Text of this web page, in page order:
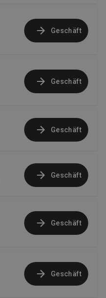
Geschäft
Geschäft
Geschäft
Geschäft
Geschäft
Geschäft